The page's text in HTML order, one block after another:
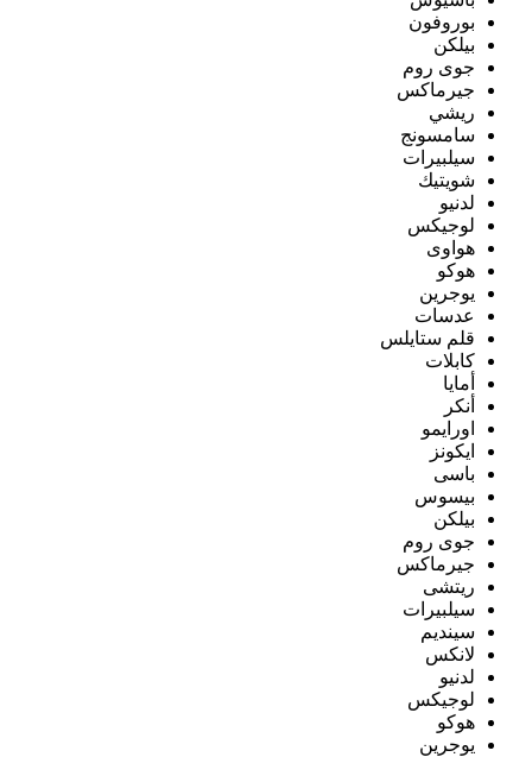
بوروفون
بيلكن
جوى روم
جيرماكس
ريشي
سامسونج
سيلبيرات
شويتيك
لدنيو
لوجيكس
هواوى
هوكو
يوجرين
عدسات
قلم ستايلس
كابلات
أمايا
أنكر
اورايمو
ايكونز
باسى
بيسوس
بيلكن
جوى روم
جيرماكس
ريتشى
سيلبيرات
سينديم
لانكس
لدنيو
لوجيكس
هوكو
يوجرين